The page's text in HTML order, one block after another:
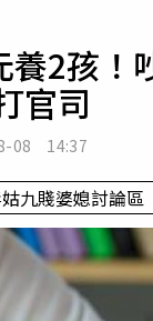
專欄
房產新勢力
養2孩
官司
08 14:37
九賤婆媳討論區